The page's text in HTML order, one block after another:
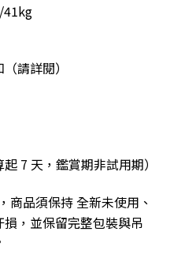
請詳閱）
7 天，鑑賞期非試用期）
商品須保持 全新未使用、
，並保留完整包裝與吊